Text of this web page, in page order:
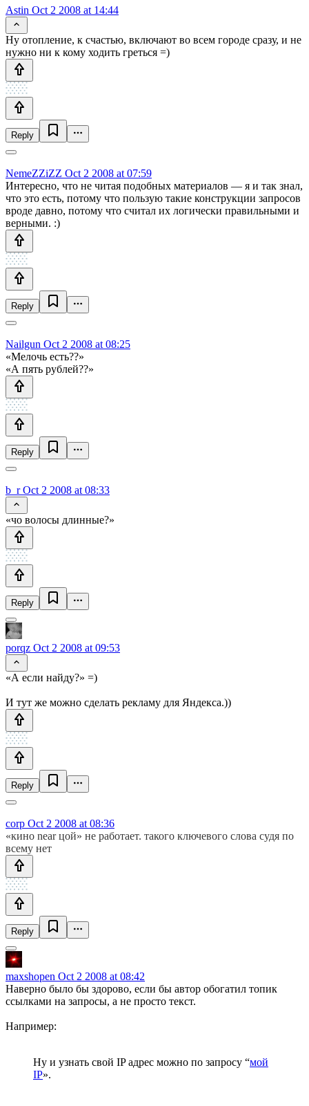
Astin Oct 2 2008 at 14:44
Ну отопление, к счастью, включают во всем городе сразу, и не
нужно ни к кому ходить греться =)
Reply
NemeZZiZZ Oct 2 2008 at 07:59
Интересно, что не читая подобных материалов — я и так знал,
что это есть, потому что пользую такие конструкции запросов
вроде давно, потому что считал их логически правильными и
верными. :)
Reply
Nailgun Oct 2 2008 at 08:25
«Мелочь есть??»
«А пять рублей??»
Reply
b_rOct 2 2008 at 08:33
«чо волосы длинные?»
Reply
porqz Oct 2 2008 at 09:53
«А если найду?» =)
И тут же можно сделать рекламу для Яндекса.))
Reply
corp Oct 2 2008 at 08:36
«кино near цой» не работает. такого ключевого слова судя по
всему нет
Reply
maxshopen Oct 2 2008 at 08:42
Наверно было бы здорово, если бы автор обогатил топик
ссылками на запросы, а не просто текст.
Например:
Ну и узнать свой IP адрес можно по запросу “мой
IP».